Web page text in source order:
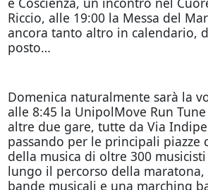
Riccio, alle 19:00 la Messa del
ancora tanto altro in calendario,
posto…
Domenica naturalmente sarà la
alle 8:45 la UnipolMove Run
altre due gare, tutte da Via
passando per le principali piazze
della musica di oltre 300
lungo il percorso della
bande musicali e una marching